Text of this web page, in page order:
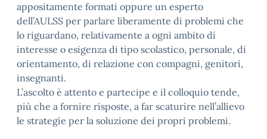
appositamente formati oppure un esperto
dell’AULSS per parlare liberamente di problemi che
lo riguardano, relativamente a ogni ambito di
interesse o esigenza di tipo scolastico, personale, di
orientamento, di relazione con compagni, genitori,
insegnanti.
L’ascolto è attento e partecipe e il colloquio tende,
più che a fornire risposte, a far scaturire nell’allievo
le strategie per la soluzione dei propri problemi.